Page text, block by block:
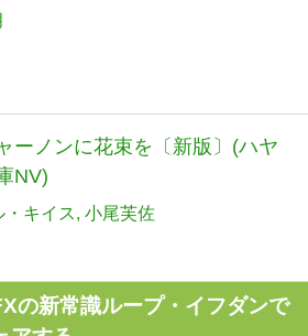
ーノンに花束を〔新版〕(ハヤ
NV)
・キイス 小尾芙佐
の新常識ループ・イフダンで